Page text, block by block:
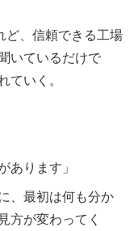
ど、信頼できる工場
いているだけで
いく。
あります」
、最初は何も分か
方が変わってく